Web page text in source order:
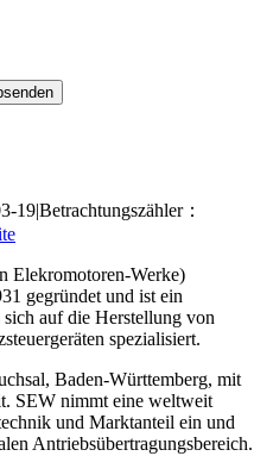
19|Betrachtungszähler：
Elekromotoren-Werke)
gegründet und ist ein
auf die Herstellung von
spezialisiert.
Baden-Württemberg, mit
SEW nimmt eine weltweit
und Marktanteil ein und
Antriebsübertragungsbereich.